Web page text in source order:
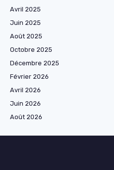
Avril 2025
Juin 2025
Août 2025
Octobre 2025
Décembre 2025
Février 2026
Avril 2026
Juin 2026
Août 2026